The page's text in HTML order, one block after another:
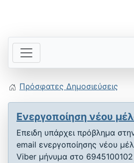
Πρόσφατες Δημοσιεύσεις
Ενεργοποίηση νέου
Επειδη υπάρχει πρόβλημα
email ενεργοποίησης νέου
Viber μήνυμα στο